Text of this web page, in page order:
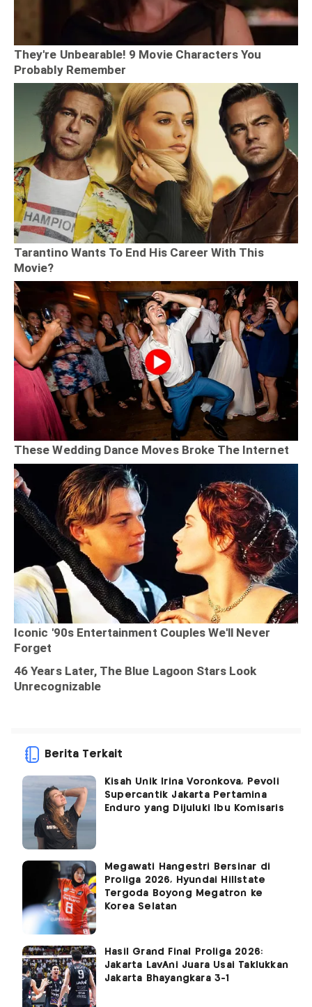
Berita Terkait
Kisah Unik Irina Voronkova, Pevoli
Supercantik Jakarta Pertamina
Enduro yang Dijuluki Ibu Komisaris
Megawati Hangestri Bersinar di
Proliga 2026, Hyundai Hillstate
Tergoda Boyong Megatron ke
Korea Selatan
Hasil Grand Final Proliga 2026:
Jakarta LavAni Juara Usai Taklukkan
Jakarta Bhayangkara 3-1